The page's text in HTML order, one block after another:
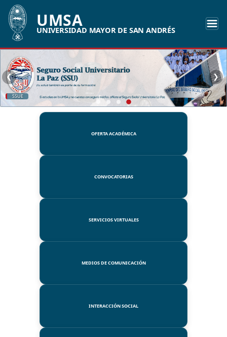
UMSA
UNIVERSIDAD MAYOR DE SAN ANDRÉS
UMSA
❮ ❯
OFERTA ACADÉMICA
CONVOCATORIAS
SERVICIOS VIRTUALES
MEDIOS DE COMUNICACIÓN
INTERACCIÓN SOCIAL